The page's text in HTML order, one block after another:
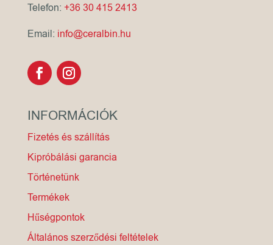
Telefon: +36 30 415 2413
Email: info@ceralbin.hu
INFORMÁCIÓK
Fizetés és szállítás
Kipróbálási garancia
Történetünk
Termékek
Hűségpontok
Általános szerződési feltételek